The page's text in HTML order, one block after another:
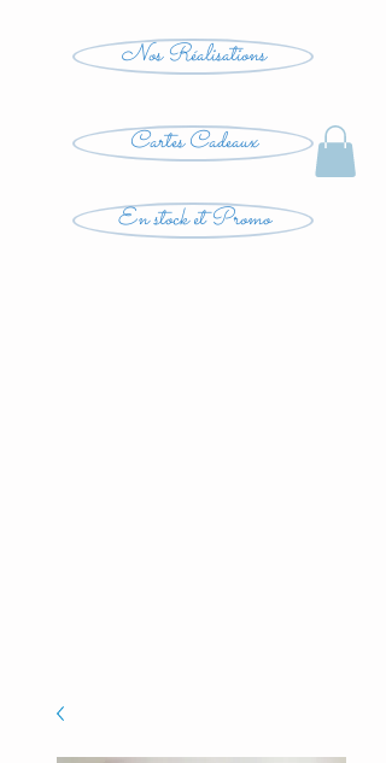
Nos Réalisations
Cartes Cadeaux
En stock et Promo